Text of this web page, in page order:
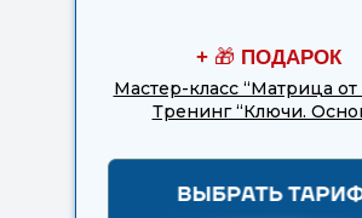
Мастер-класс “Матрица
Тренинг “Ключи.
+ 🎁 ПОДАРОК